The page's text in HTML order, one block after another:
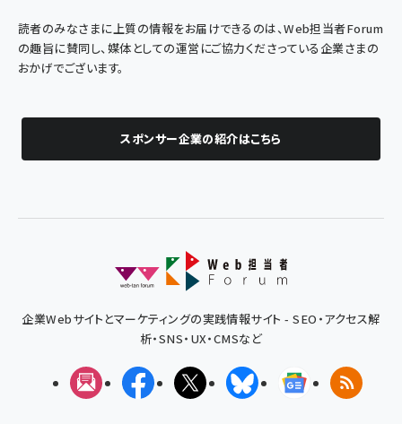
読者のみなさまに上質の情報をお届けできるのは、Web担当者Forum
の趣旨に賛同し、媒体としての運営にご協力くださっている企業さまの
おかげでございます。
スポンサー企業の紹介はこちら
企業Webサイトとマーケティングの実践情報サイト - SEO・アクセス解
析・SNS・UX・CMSなど
メルマガFacebookX(エックス)BlueskyGoogleニュ
RSS